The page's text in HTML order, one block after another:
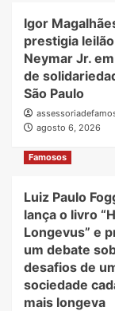
Igor
prestigia
Neymar Jr.
de
São Paulo
agosto 6, 2026
Famosos
Luiz Paulo
lança o livro
Longevus” e
um debate
desafios de
sociedade
mais longeva